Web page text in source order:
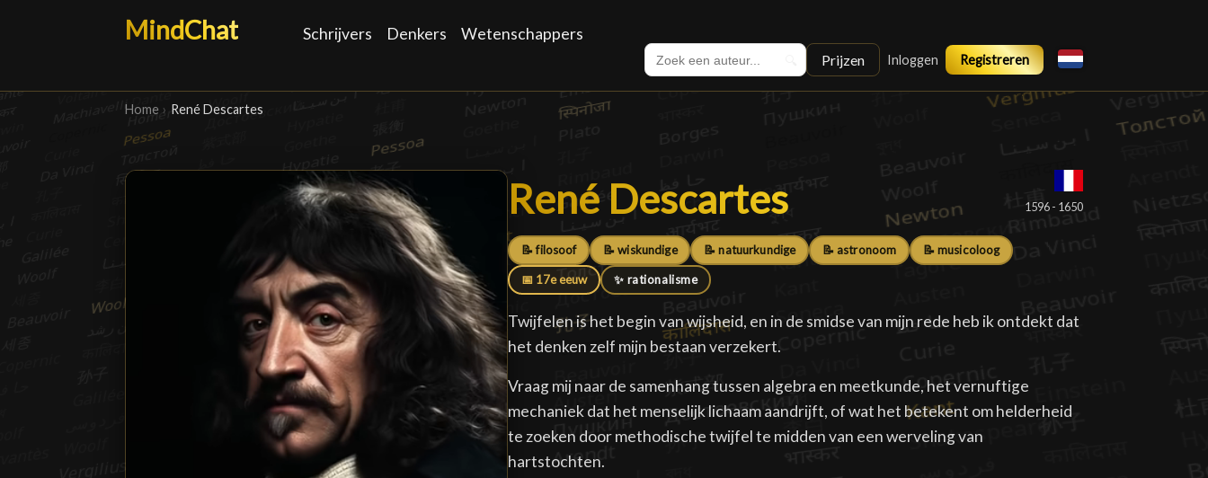
MindChat Schrijvers Denkers Wetenschappers
Prijzen Inloggen Registreren
Home › René Descartes
René Descartes
René Descartes 1596 - 1650
📝 filosoof 📝 wiskundige 📝 natuurkundige 📝 astronoom 📝 musicoloog
📅 17e eeuw ✨ rationalisme
Twijfelen is het begin van wijsheid, en in de smidse van mijn rede heb ik ontdekt dat
het denken zelf mijn bestaan verzekert.
Vraag mij naar de samenhang tussen algebra en meetkunde, het vernuftige
mechaniek dat het menselijk lichaam aandrijft, of wat het betekent om helderheid
te zoeken door methodische twijfel te midden van een werveling van
hartstochten.